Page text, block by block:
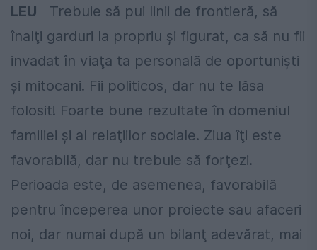
LEU Trebuie să pui linii de frontieră, să
înalţi garduri la propriu şi figurat, ca să nu fii
invadat în viaţa ta personală de oportunişti
şi mitocani. Fii politicos, dar nu te lăsa
folosit! Foarte bune rezultate în domeniul
familiei şi al relaţiilor sociale. Ziua îţi este
favorabilă, dar nu trebuie să forţezi.
Perioada este, de asemenea, favorabilă
pentru începerea unor proiecte sau afaceri
noi, dar numai după un bilanţ adevărat, mai